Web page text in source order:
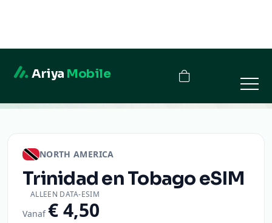
Trinidad en Tobago
NORTH AMERICA
Trinidad en TobagoeSIM
ALLEEN DATA-ESIM
Vanaf € 4,50